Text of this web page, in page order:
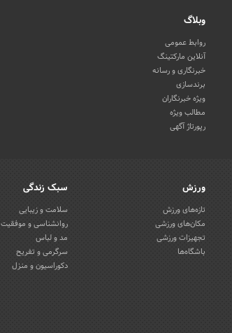
وبلاگ
روابط عمومی
آنلاین مارکتینگ
خبرنگاری و رسانه
برندسازی
ویژه خبرنگاران
مطالب ویژه
رپورتاژ آگهی
ورزش
تازه‌های ورزش
مکان‌های ورزشی
تجهیزات ورزشی
باشگاه‌ها
سبک زندگی
سلامت و زیبایی
روانشناسی و موفقیت
مد و لباس
سرگرمی و تفریح
دکوراسیون و منزل